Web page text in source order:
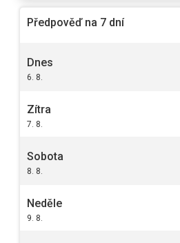
Předpověď na 7 dní
Dnes
6. 8.
Zítra
7. 8.
Sobota
8. 8.
Neděle
9. 8.